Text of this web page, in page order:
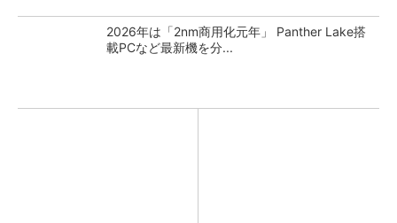
2026年は「2nm商用化元年」 Panther Lake搭
載PCなど最新機を分...